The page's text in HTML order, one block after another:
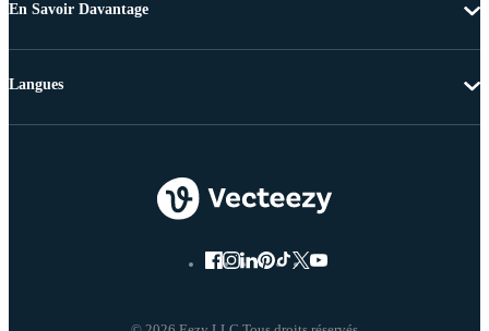
En Savoir Davantage
Langues